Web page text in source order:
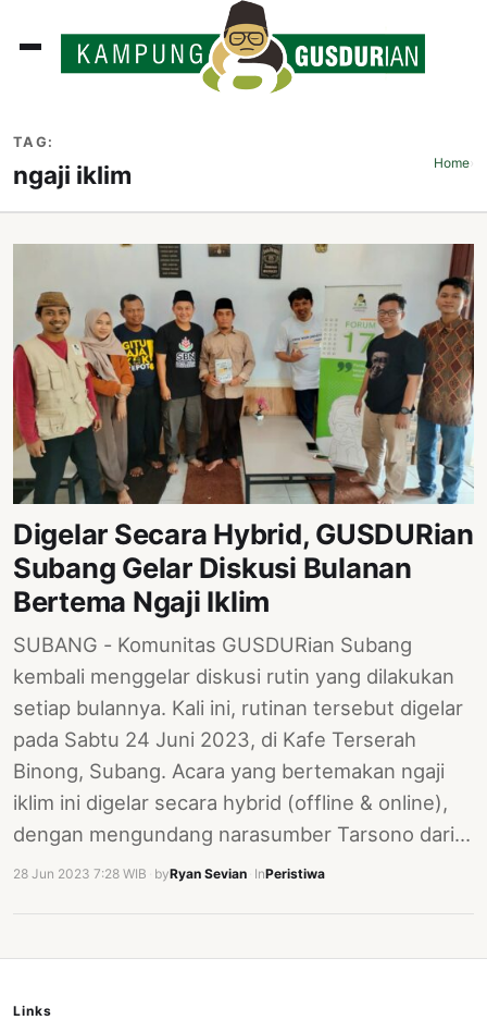
TAG:
ngaji iklim Home›
Digelar Secara Hybrid, GUSDURian
Subang Gelar Diskusi Bulanan
Bertema Ngaji Iklim
SUBANG - Komunitas GUSDURian Subang
kembali menggelar diskusi rutin yang dilakukan
setiap bulannya. Kali ini, rutinan tersebut digelar
pada Sabtu 24 Juni 2023, di Kafe Terserah
Binong, Subang. Acara yang bertemakan ngaji
iklim ini digelar secara hybrid (offline & online),
dengan mengundang narasumber Tarsono dari…
28 Jun 2023 7:28 WIB byRyan Sevian InPeristiwa
Links